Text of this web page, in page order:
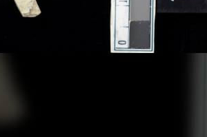
姓名標示-非商業性 3.0 台灣及其後版本(CC BY-NC 3.0 TW +)